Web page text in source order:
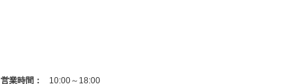
営業時間： 10:00～18:00